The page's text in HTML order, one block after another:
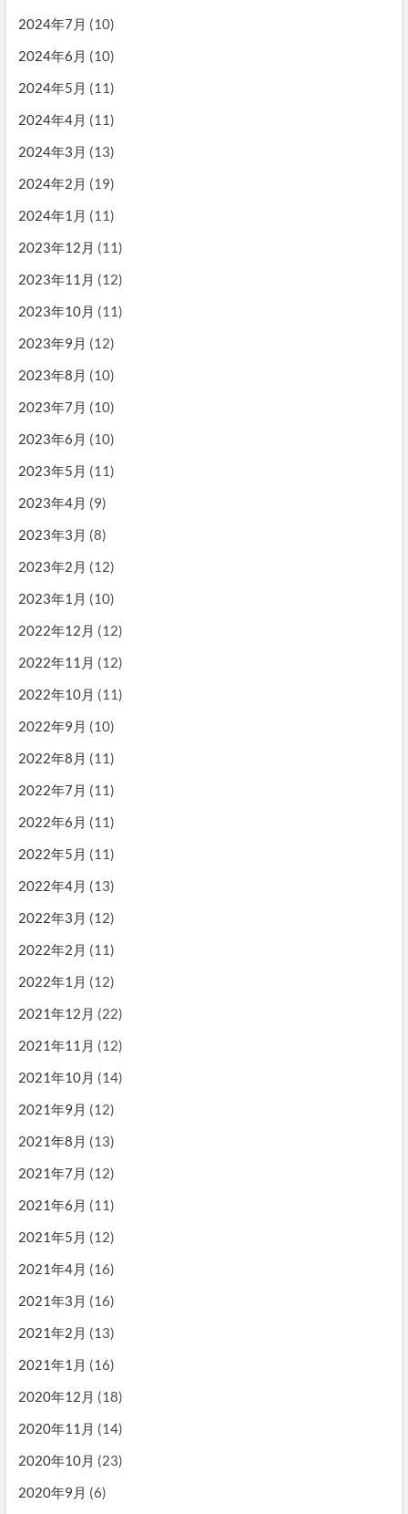
2024年7月 (10)
2024年6月 (10)
2024年5月 (11)
2024年4月 (11)
2024年3月 (13)
2024年2月 (19)
2024年1月 (11)
2023年12月 (11)
2023年11月 (12)
2023年10月 (11)
2023年9月 (12)
2023年8月 (10)
2023年7月 (10)
2023年6月 (10)
2023年5月 (11)
2023年4月 (9)
2023年3月 (8)
2023年2月 (12)
2023年1月 (10)
2022年12月 (12)
2022年11月 (12)
2022年10月 (11)
2022年9月 (10)
2022年8月 (11)
2022年7月 (11)
2022年6月 (11)
2022年5月 (11)
2022年4月 (13)
2022年3月 (12)
2022年2月 (11)
2022年1月 (12)
2021年12月 (22)
2021年11月 (12)
2021年10月 (14)
2021年9月 (12)
2021年8月 (13)
2021年7月 (12)
2021年6月 (11)
2021年5月 (12)
2021年4月 (16)
2021年3月 (16)
2021年2月 (13)
2021年1月 (16)
2020年12月 (18)
2020年11月 (14)
2020年10月 (23)
2020年9月 (6)